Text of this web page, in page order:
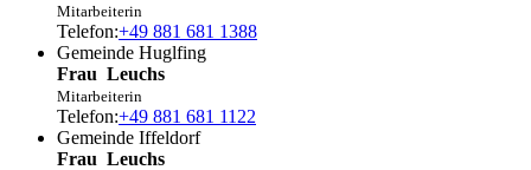
Mitarbeiterin
Telefon:+49 881 681 1388
Gemeinde Huglfing
Frau Leuchs
Mitarbeiterin
Telefon:+49 881 681 1122
Gemeinde Iffeldorf
Frau Leuchs